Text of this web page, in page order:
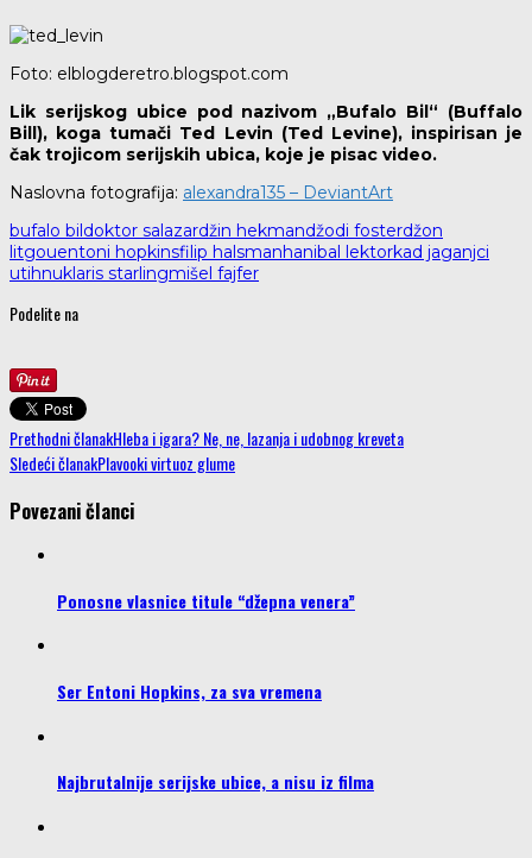
Foto: elblogderetro.blogspot.com
Lik serijskog ubice pod nazivom „Bufalo Bil“ (Buffalo
Bill), koga tumači Ted Levin (Ted Levine), inspirisan je
čak trojicom serijskih ubica, koje je pisac video.
Naslovna fotografija: alexandra135 – DeviantArt
bufalo bil doktor salazardžin hekmandžodi fosterdžon
litgouentoni hopkinsfilip halsmanhanibal lektorkad jaganjci
utihnuklaris starlingmišel fajfer
Podelite na
Prethodni članakHleba i igara? Ne, ne, lazanja i udobnog kreveta
Sledeći članakPlavooki virtuoz glume
Povezani članci
Ponosne vlasnice titule “džepna venera”
Ser Entoni Hopkins, za sva vremena
Najbrutalnije serijske ubice, a nisu iz filma